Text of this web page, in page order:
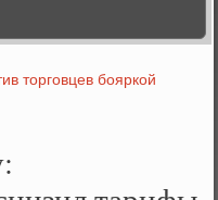
торговцев бояркой